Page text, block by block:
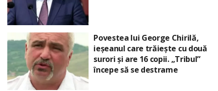
Povestea lui George Chirilă,
ieșeanul care trăiește cu două
surori și are 16 copii. „Tribul”
începe să se destrame